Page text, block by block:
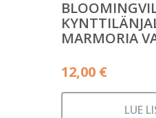
MARMORIA
12,00 €
LUE